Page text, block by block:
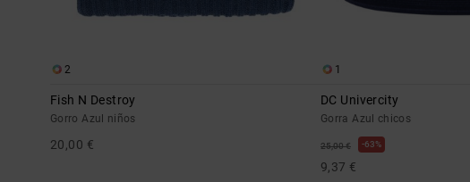
2
Fish N Destroy
Gorro Azul niños
20,00 €
1
DC Univercity
Gorra Azul chicos
25,00 € 63%
9,37 €